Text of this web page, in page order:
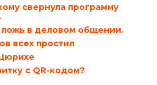
свернула программу
ложь в деловом общении.
всех простил
с QR-кодом?